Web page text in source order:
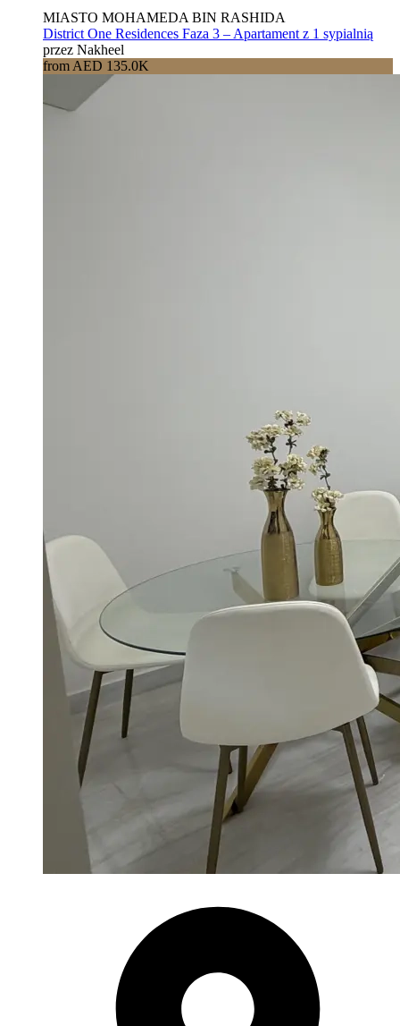
MIASTO MOHAMEDA BIN RASHIDA
District One Residences Faza 3 – Apartament z 1 sypialnią
przez Nakheel
from AED 135.0K